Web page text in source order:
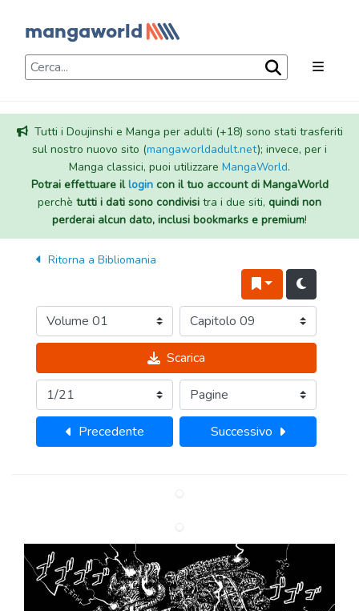
Tutti i Doujinshi e Manga per adulti (+18) sono stati trasferiti
sul nostro nuovo sito (mangaworldadult.net); invece, per i
Manga classici, puoi utilizzare MangaWorld.
Potrai effettuare illogincon il tuo account di MangaWorld
perchè tutti i dati sono condivisi tra i due siti, quindi non
perderai alcun dato, inclusi bookmarks e premium!
Ritorna a Bibliomania
Scarica
Precedente Successivo